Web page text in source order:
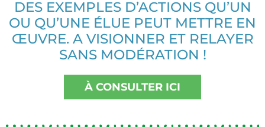
DES EXEMPLES D’ACTIONS QU’UN
OU QU’UNE ÉLUE PEUT METTRE EN
ŒUVRE. A VISIONNER ET RELAYER
SANS MODÉRATION !
À CONSULTER ICI